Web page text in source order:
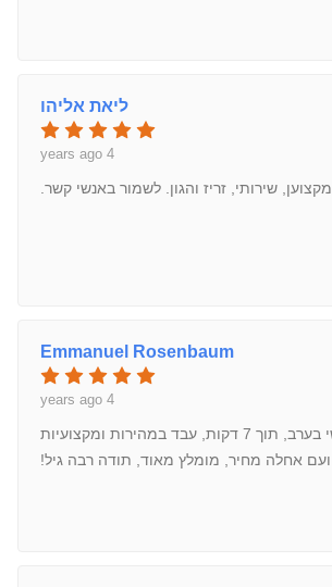
ליאת אליהו
4 years ago
מקצוען, שירותי, זריז והגון. לשמור באנשי קשר.
Emmanuel Rosenbaum
4 years ago
גיל הגיע בשישי בערב, תוך 7 דקות, עבד במהירות ומקצועיות
ועם אחלה מחיר, מומלץ מאוד, תודה רבה גיל!